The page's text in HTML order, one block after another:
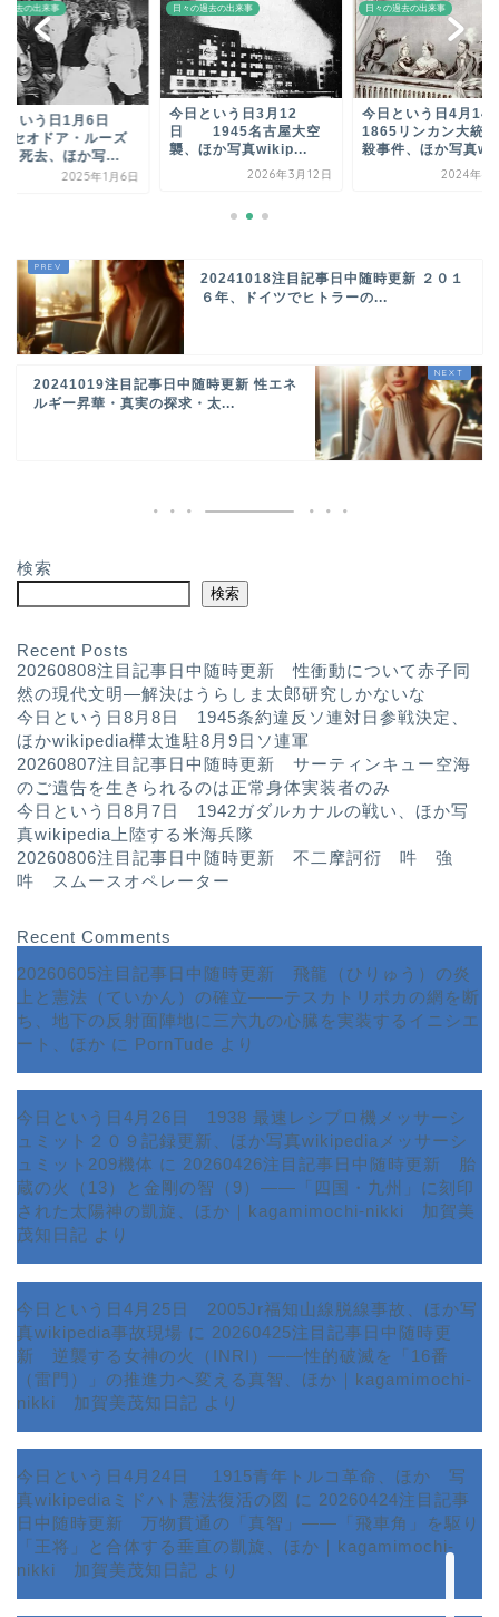
過去の出来事
という日1月6日
セオドア・ルーズ
ト死去、ほか写...
2025年1月6日
日々の過去の出来事
今日という日3月12
日 1945名古屋大空
襲、ほか写真wikip...
2026年3月12日
日々の過去の出来事
今日という日4月
1865リンカン大統
殺事件、ほか写真
2024年4
20241018注目記事日中随時更新 ２０１
６年、ドイツでヒトラーの...
20241019注目記事日中随時更新 性エネ
ルギー昇華・真実の探求・太...
検索
検索
Recent Posts
20260808注目記事日中随時更新 性衝動について赤子同
然の現代文明—解決はうらしま太郎研究しかないな
今日という日8月8日 1945条約違反ソ連対日参戦決定、
ほかwikipedia樺太進駐8月9日ソ連軍
20260807注目記事日中随時更新 サーティンキュー空海
のご遺告を生きられるのは正常身体実装者のみ
今日という日8月7日 1942ガダルカナルの戦い、ほか写
真wikipedia上陸する米海兵隊
20260806注目記事日中随時更新 不二摩訶衍 吽 強
吽 スムースオペレーター
Recent Comments
20260605注目記事日中随時更新 飛龍（ひりゅう）の炎
上と憲法（ていかん）の確立――テスカトリポカの網を断
ち、地下の反射面陣地に三六九の心臓を実装するイニシエ
ート、ほか に PornTude より
今日という日4月26日 1938 最速レシプロ機メッサーシ
ュミット２０９記録更新、ほか写真wikipediaメッサーシ
ュミット209機体 に 20260426注目記事日中随時更新 胎
蔵の火（13）と金剛の智（9）――「四国・九州」に刻印
された太陽神の凱旋、ほか｜kagamimochi-nikki 加賀美
茂知日記 より
今日という日4月25日 2005Jr福知山線脱線事故、ほか写
真wikipedia事故現場 に 20260425注目記事日中随時更
新 逆襲する女神の火（INRI）――性的破滅を「16番
（雷門）」の推進力へ変える真智、ほか｜kagamimochi-
nikki 加賀美茂知日記 より
今日という日4月24日 1915青年トルコ革命、ほか 写
真wikipediaミドハト憲法復活の図 に 20260424注目記事
日中随時更新 万物貫通の「真智」――「飛車角」を駆り
「王将」と合体する垂直の凱旋、ほか｜kagamimochi-
nikki 加賀美茂知日記 より
ホーム
サービス
ランキング